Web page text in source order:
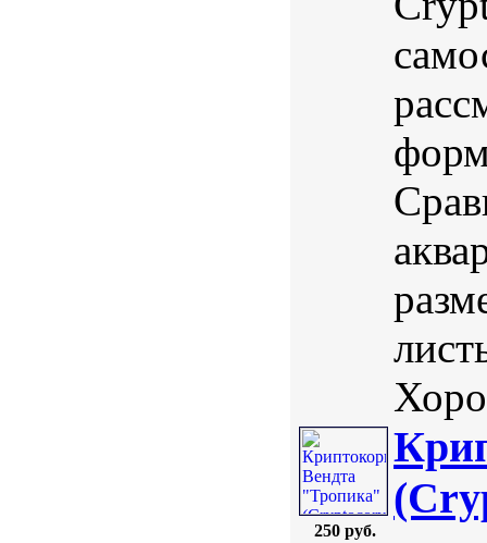
250 руб.